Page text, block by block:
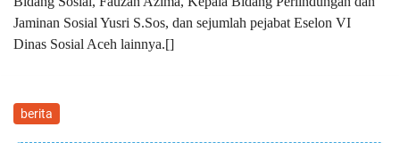
Jaminan Sosial Yusri S.Sos, dan sejumlah pejabat Eselon VI
Dinas Sosial Aceh lainnya.[]
berita